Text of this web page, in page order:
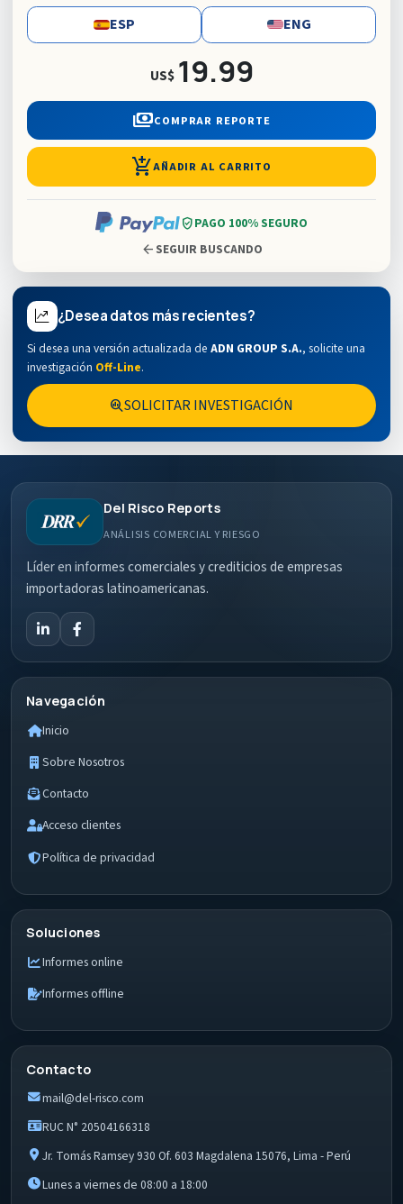
ESP ENG
US$ 19.99
paymentsCOMPRAR REPORTE
add_shopping_cartAÑADIR AL CARRITO
verified_userPAGO 100% SEGURO
arrow_back SEGUIR BUSCANDO
¿Desea datos más recientes?
Si desea una versión actualizada de ADN GROUP S.A., solicite una
investigación Off-Line.
search_insightsSOLICITAR INVESTIGACIÓN
Del Risco Reports
ANÁLISIS COMERCIAL Y RIESGO
Líder en informes comerciales y crediticios de empresas
importadoras latinoamericanas.
Navegación
Inicio
Sobre Nosotros
Contacto
Acceso clientes
Política de privacidad
Soluciones
Informes online
Informes offline
Contacto
mail@del-risco.com
RUC N° 20504166318
Jr. Tomás Ramsey 930 Of. 603 Magdalena 15076, Lima - Perú
Lunes a viernes de 08:00 a 18:00